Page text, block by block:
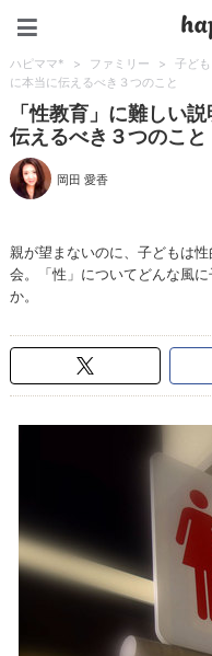
ハピママ* > ファミリー > 子ども
に本当に伝えるべき３つのこと
「性教育」に難しい
伝えるべき３つのこと
岡田 愛香
親が望まないのに、子どもは
会。「性」についてどんな風
か。